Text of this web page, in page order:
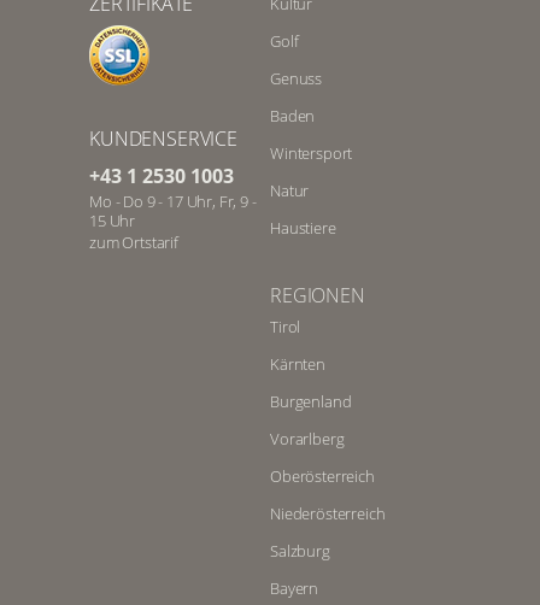
KUNDENSERVICE
+43 1 2530 1003
Mo - Do 9 - 17 Uhr, Fr, 9 -
15 Uhr
zum Ortstarif
Golf
Genuss
Baden
Wintersport
Natur
Haustiere
REGIONEN
Tirol
Kärnten
Burgenland
Vorarlberg
Oberösterreich
Niederösterreich
Salzburg
Bayern